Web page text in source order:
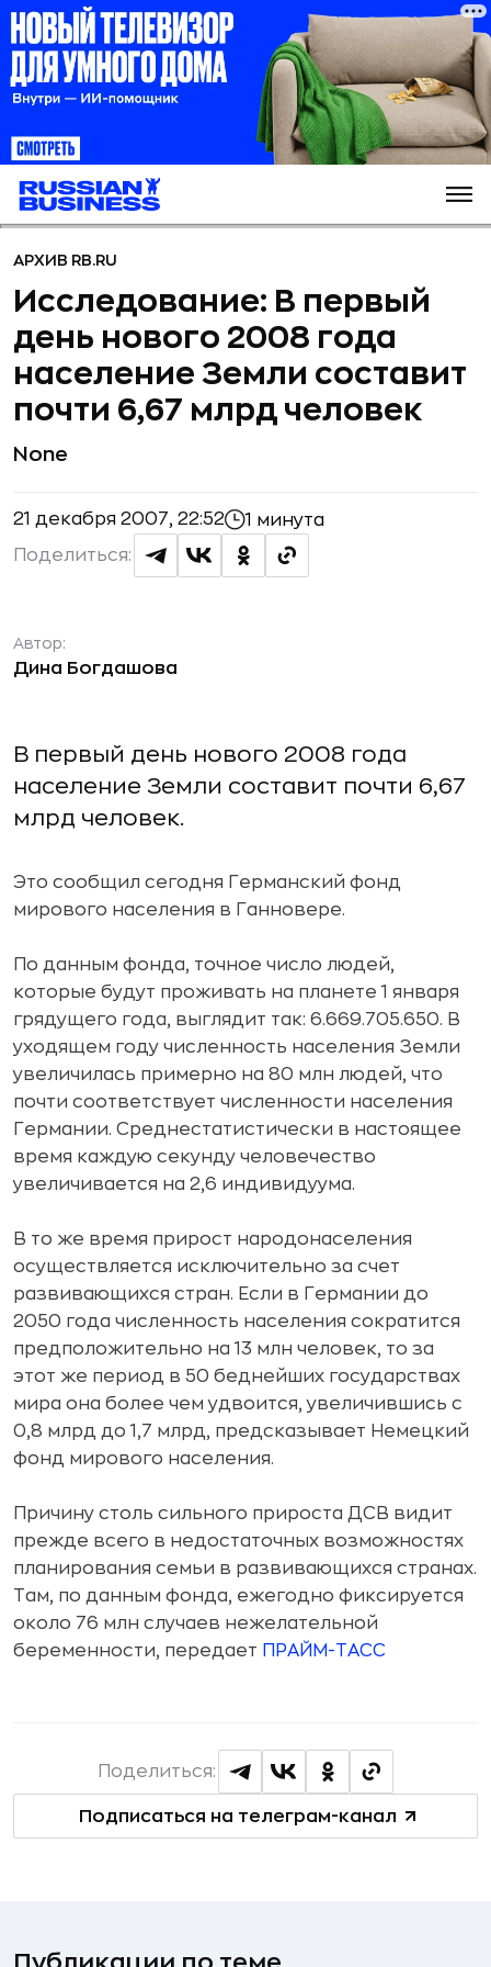
АРХИВ RB.RU
Исследование: В первый
день нового 2008 года
население Земли составит
почти 6,67 млрд человек
None
21 декабря 2007, 22:52 1 минута
Поделиться:
Автор:
Дина Богдашова
В первый день нового 2008 года
население Земли составит почти 6,67
млрд человек.
Это сообщил сегодня Германский фонд
мирового населения в Ганновере.
По данным фонда, точное число людей,
которые будут проживать на планете 1 января
грядущего года, выглядит так: 6.669.705.650. В
уходящем году численность населения Земли
увеличилась примерно на 80 млн людей, что
почти соответствует численности населения
Германии. Среднестатистически в настоящее
время каждую секунду человечество
увеличивается на 2,6 индивидуума.
В то же время прирост народонаселения
осуществляется исключительно за счет
развивающихся стран. Если в Германии до
2050 года численность населения сократится
предположительно на 13 млн человек, то за
этот же период в 50 беднейших государствах
мира она более чем удвоится, увеличившись с
0,8 млрд до 1,7 млрд, предсказывает Немецкий
фонд мирового населения.
Причину столь сильного прироста ДСВ видит
прежде всего в недостаточных возможностях
планирования семьи в развивающихся странах.
Там, по данным фонда, ежегодно фиксируется
около 76 млн случаев нежелательной
беременности, передает ПРАЙМ-ТАСС
Подписаться на телеграм-канал
Поделиться: